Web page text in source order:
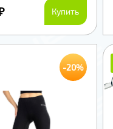
Купить
-20%